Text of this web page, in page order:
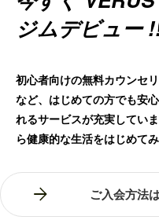
ジムデビュー
初心者向けの無料カウンセ
など、はじめての方でも安
れるサービスが充実してい
ら健康的な生活をはじめて
ご入会方法